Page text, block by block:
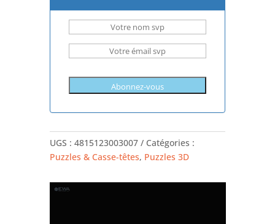
UGS : 4815123003007
Catégories :
Puzzles & Casse-têtes, Puzzles 3D